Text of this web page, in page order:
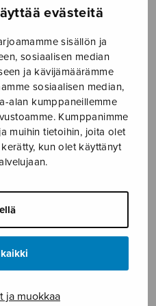
evästeitä
sisällön ja
sosiaalisen median
ja kävijämäärämme
sosiaalisen median,
alan kumppaneillemme
Kumppanimme
muihin tietoihin, joita olet
kun olet käyttänyt
ja muokkaa
Yksinlaulu › Hän joka